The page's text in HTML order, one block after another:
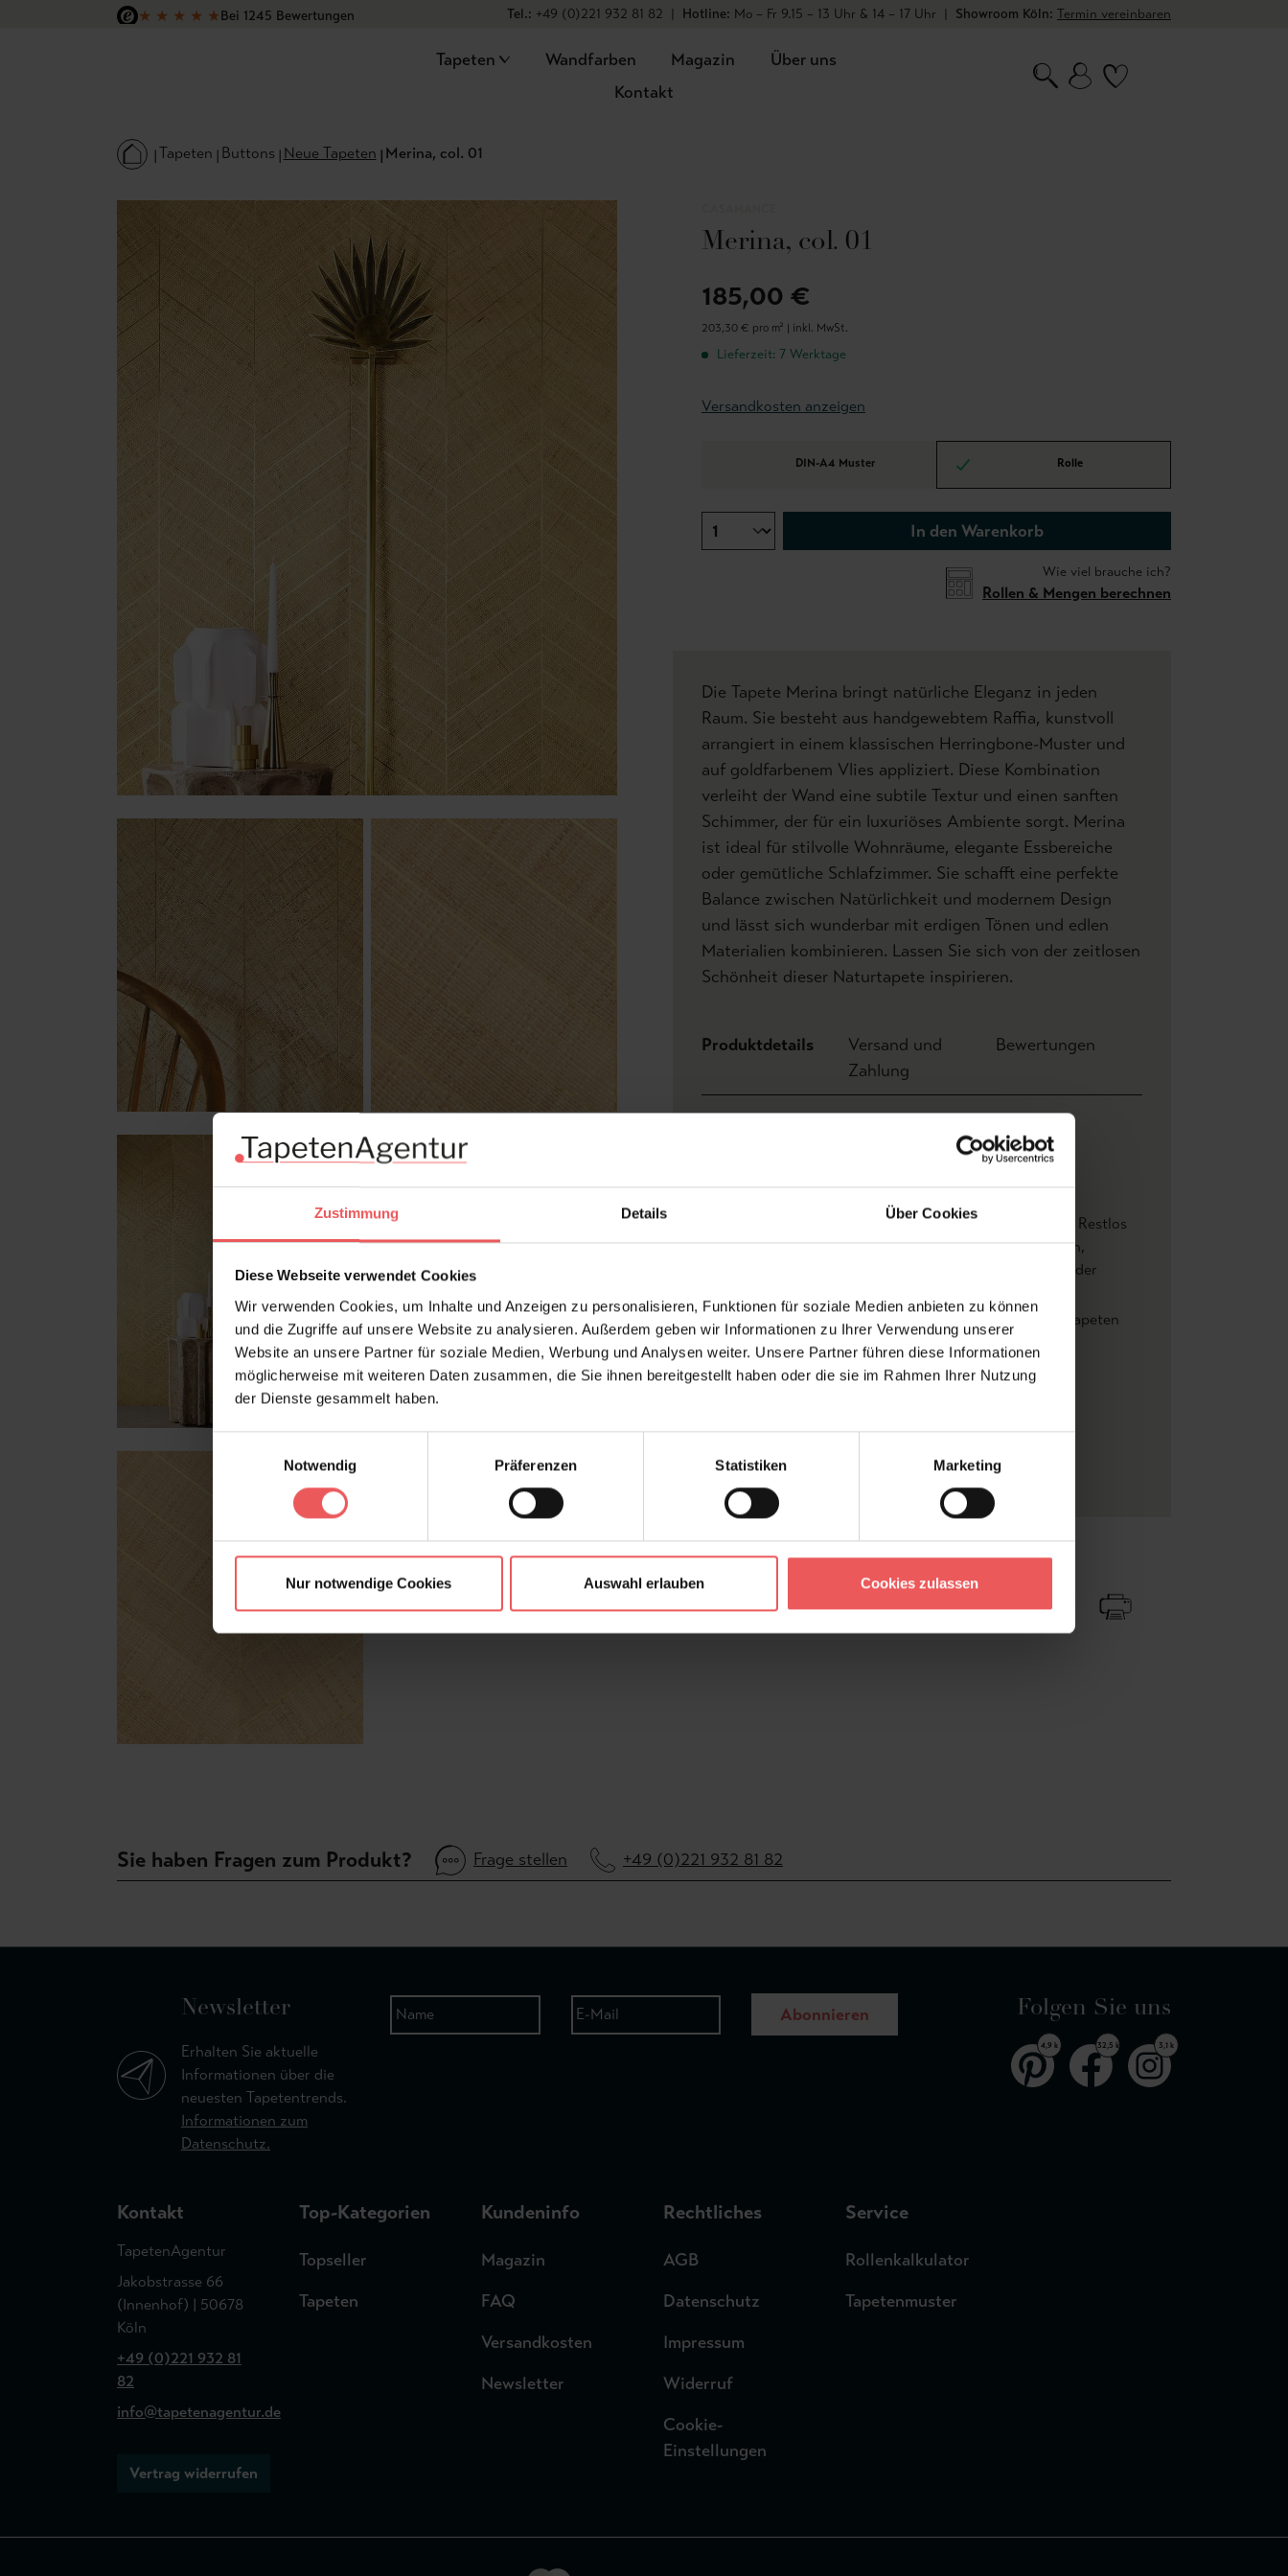
Zustimmung Details Über Cookies
Diese Webseite verwendet Cookies
Wir verwenden Cookies, um Inhalte und Anzeigen zu personalisieren, Funktionen für soziale Medien anbieten zu können
und die Zugriffe auf unsere Website zu analysieren. Außerdem geben wir Informationen zu Ihrer Verwendung unserer
Website an unsere Partner für soziale Medien, Werbung und Analysen weiter. Unsere Partner führen diese Informationen
möglicherweise mit weiteren Daten zusammen, die Sie ihnen bereitgestellt haben oder die sie im Rahmen Ihrer Nutzung
der Dienste gesammelt haben.
Notwendig
Präferenzen Statistiken Marketing
Nur notwendige Cookies Auswahl erlauben Cookies zulassen
Hauptinhalt springen
Zur Suche springen
Zur Hauptnavigation springen
★ ★ ★ ★ ★Bei 1245 Bewertungen
Tel.: +49 (0)221 932 81 82 | Hotline: Mo – Fr 9.15 – 13 Uhr & 14 – 17 Uhr | Showroom Köln: Termin vereinbaren
Tapeten Wandfarben Magazin
Über uns
Kontakt
Tapeten Buttons Neue Tapeten Merina, col. 01
Merina, col. 01
185,00 €
203,30 € pro m² | inkl. MwSt.
Lieferzeit: 7 Werktage
Versandkosten anzeigen
DIN-A4 Muster Rolle
In den Warenkorb
Wie viel brauche ich?
Rollen & Mengen berechnen
Die Tapete Merina bringt natürliche Eleganz in jeden
Raum. Sie besteht aus handgewebtem Raffia, kunstvoll
arrangiert in einem klassischen Herringbone-Muster und
auf goldfarbenem Vlies appliziert. Diese Kombination
verleiht der Wand eine subtile Textur und einen sanften
Schimmer, der für ein luxuriöses Ambiente sorgt. Merina
ist ideal für stilvolle Wohnräume, elegante Essbereiche
oder gemütliche Schlafzimmer. Sie schafft eine perfekte
Balance zwischen Natürlichkeit und modernem Design
und lässt sich wunderbar mit erdigen Tönen und edlen
Materialien kombinieren. Lassen Sie sich von der zeitlosen
Schönheit dieser Naturtapete inspirieren.
Produktdetails
Versand und
Zahlung
Bewertungen
Breite: 0,91 m x Höhe 1,00 m
Gerader Ansatz, Gut lichtbeständig
, Restlos
trocken abziehbar, Wand einkleistern,
Wasserbeständig bis zum Zeitpunkt der
Design:
Naturfaser , Struktur
, Textil & NaturTapeten
Farbton:
Creme, Gold
Kleber:
Vlieskleber
Material:
Bast auf Vliesträger
Sie haben Fragen zum Produkt? Frage stellen +49 (0)221 932 81 82
Newsletter
Erhalten Sie aktuelle
Informationen über die
neuesten Tapetentrends.
Informationen zum
Datenschutz.
Abonnieren Folgen Sie uns
4,9 k 32,5 k 3,1 k
Kontakt
TapetenAgentur
Jakobstrasse 66
(Innenhof) | 50678
Köln
+49 (0)221 932 81
82
info@tapetenagentur.de
Vertrag widerrufen
Top-Kategorien
Topseller
Tapeten
Kundeninfo
Magazin
FAQ
Versandkosten
Newsletter
Rechtliches
AGB
Datenschutz
Impressum
Widerruf
Cookie-
Einstellungen
Service
Rollenkalkulator
Tapetenmuster